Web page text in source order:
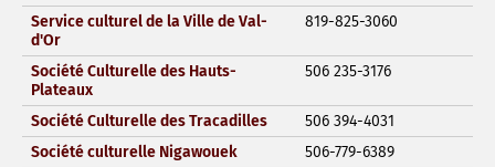
Service culturel de la Ville de Val-
d'Or
819-825-3060
Société Culturelle des Hauts-
Plateaux
506 235-3176
Société Culturelle des Tracadilles
506 394-4031
Société culturelle Nigawouek
506-779-6389